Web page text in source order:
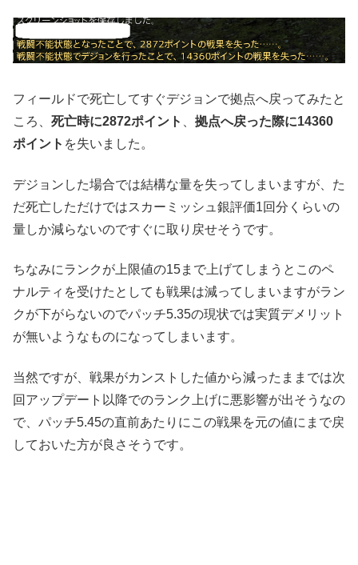
フィールドで死亡してすぐデジョンで拠点へ戻ってみたと
ころ、 死亡時に2872ポイント 、 拠点へ戻った際に14360
ポイント を失いました。
デジョンした場合では結構な量を失ってしまいますが、た
だ死亡しただけではスカーミッシュ銀評価1回分くらいの
量しか減らないのですぐに取り戻せそうです。
ちなみにランクが上限値の15まで上げてしまうとこのペ
ナルティを受けたとしても戦果は減ってしまいますがラン
クが下がらないのでパッチ5.35の現状では実質デメリット
が無いようなものになってしまいます。
当然ですが、戦果がカンストした値から減ったままでは次
回アップデート以降でのランク上げに悪影響が出そうなの
で、パッチ5.45の直前あたりにこの戦果を元の値にまで戻
しておいた方が良さそうです。